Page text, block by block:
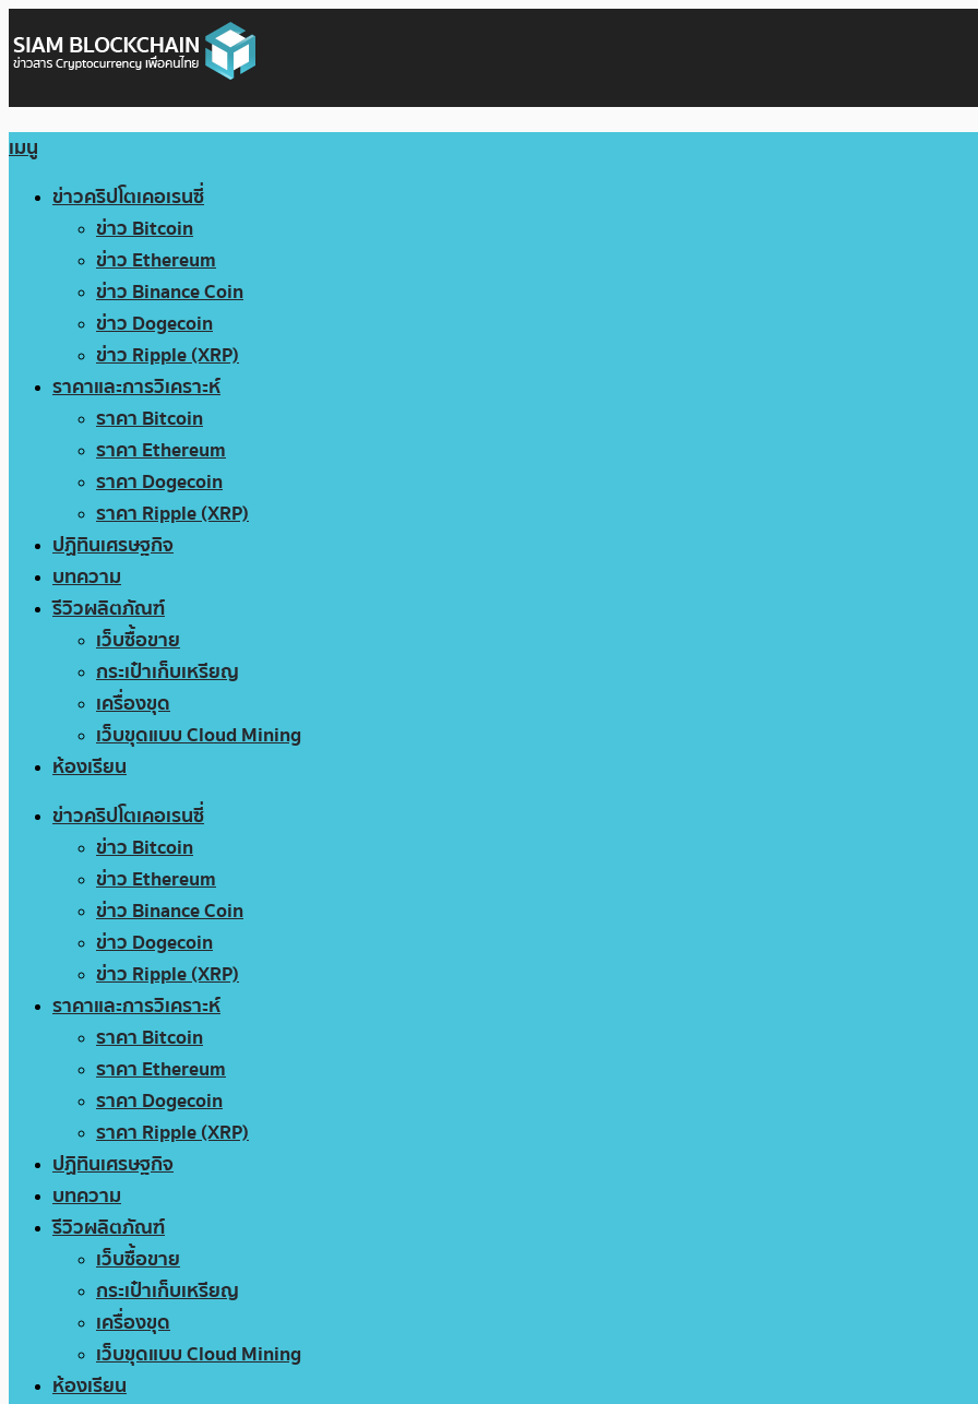
เมนู
ข่าวคริปโตเคอเรนซี่
ข่าว Bitcoin
ข่าว Ethereum
ข่าว Binance Coin
ข่าว Dogecoin
ข่าว Ripple (XRP)
ราคาและการวิเคราะห์
ราคา Bitcoin
ราคา Ethereum
ราคา Dogecoin
ราคา Ripple (XRP)
ปฏิทินเศรษฐกิจ
บทความ
รีวิวผลิตภัณฑ์
เว็บซื้อขาย
กระเป๋าเก็บเหรียญ
เครื่องขุด
เว็บขุดแบบ Cloud Mining
ห้องเรียน
ข่าวคริปโตเคอเรนซี่
ข่าว Bitcoin
ข่าว Ethereum
ข่าว Binance Coin
ข่าว Dogecoin
ข่าว Ripple (XRP)
ราคาและการวิเคราะห์
ราคา Bitcoin
ราคา Ethereum
ราคา Dogecoin
ราคา Ripple (XRP)
ปฏิทินเศรษฐกิจ
บทความ
รีวิวผลิตภัณฑ์
เว็บซื้อขาย
กระเป๋าเก็บเหรียญ
เครื่องขุด
เว็บขุดแบบ Cloud Mining
ห้องเรียน